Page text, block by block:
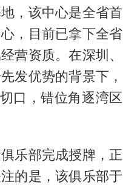
，该中心是全省首
，目前已拿下全省
营资质。在深圳、
发优势的背景下，
口，错位角逐湾区
乐部完成授牌，正
的是，该俱乐部于